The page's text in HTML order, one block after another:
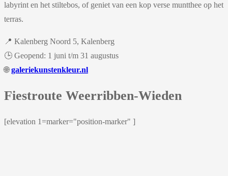
labyrint en het stiltebos, of geniet van een kop verse muntthee op het
terras.
📍 Kalenberg Noord 5, Kalenberg
🕒 Geopend: 1 juni t/m 31 augustus
🌐galeriekunstenkleur.nl
Fiestroute Weerribben-Wieden
[elevation 1=marker="position-marker" ]